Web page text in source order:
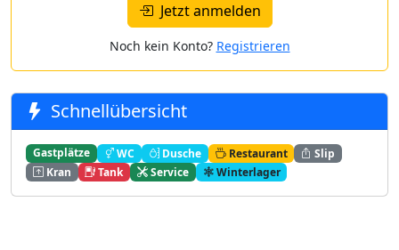
Jetzt anmelden
Noch kein Konto? Registrieren
Schnellübersicht
Gastplätze WC Dusche Restaurant
Slip
Kran
Tank Service Winterlager